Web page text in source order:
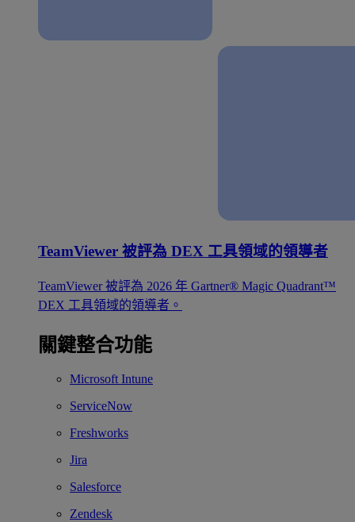
TeamViewer 被評為 DEX 工具領域的領導者
TeamViewer 被評為 2026 年 Gartner® Magic Quadrant™
DEX 工具領域的領導者。
關鍵整合功能
Microsoft Intune
ServiceNow
Freshworks
Jira
Salesforce
Zendesk